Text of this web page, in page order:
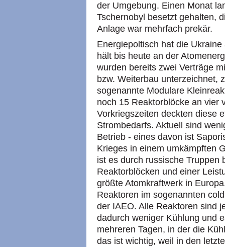
der Umgebung. Einen Monat
Tschernobyl besetzt gehalten,
Anlage war mehrfach prekär.
Energiepoltisch hat die
hält bis heute an der
wurden bereits zwei Verträge
bzw. Weiterbau unterzeichnet,
sogenannte Modulare
noch 15 Reaktorblöcke an vier
Vorkriegszeiten deckten diese
Strombedarfs. Aktuell sind
Betrieb - eines davon ist
Krieges in einem umkämpften
ist es durch russische Truppen
Reaktorblöcken und einer
größte Atomkraftwerk in
Reaktoren im sogenannten
der IAEO. Alle Reaktoren sind
dadurch weniger Kühlung und
mehreren Tagen, in der die
das ist wichtig, weil in den